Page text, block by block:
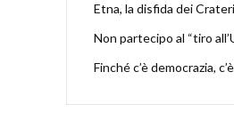
Etna, la disfida dei Crateri
Non partecipo al “tiro
Finché c’è democrazia,